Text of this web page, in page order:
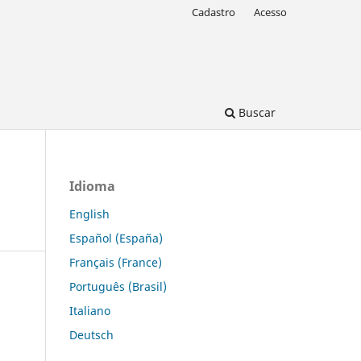
Buscar
Cadastro Acesso
Idioma
English
Español (España)
Français (France)
Português (Brasil)
Italiano
Deutsch